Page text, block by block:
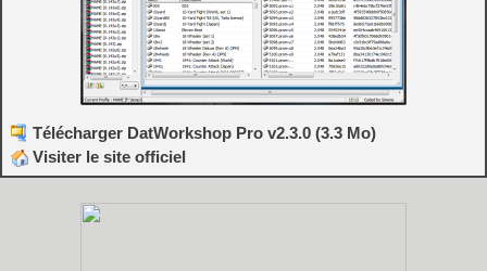
Télécharger DatWorkshop Pro v2.3.0 (3.3 Mo)
Visiter le site officiel